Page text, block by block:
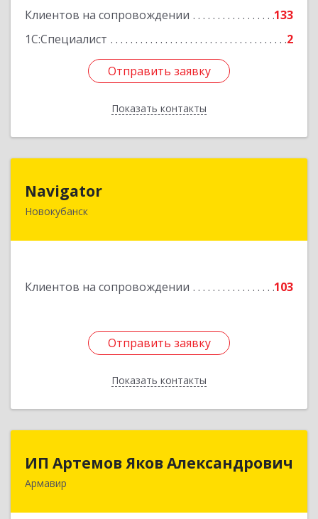
Клиентов на сопровождении
133
1С:Специалист
2
Отправить заявку
Показать контакты
Отправить заявку
Назад
Navigator
Новокубанск
Клиентов на сопровождении 103
Отправить заявку
Показать контакты
352240, Краснодарский край, Новокубанск г,
Отправить заявку
Назад
ИП Артемов Яков Александрович
Армавир